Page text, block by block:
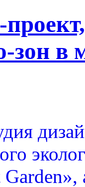
зон в